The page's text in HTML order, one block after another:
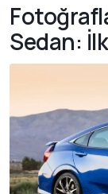
Sedan: